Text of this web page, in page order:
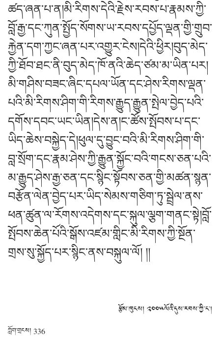
ཚད་ཞན་པ་ན།མི་རིགས་དེའི་རྗེས་རབས་པ་རྣམས་ཀྱི་
བློ་རྒྱ་དང་ཀུན་སྤྱོད་སོགས་ཡ་རབས་དཔྱོད་ལྡན་གྱི་གྲུབ་
རྐྱེན་དག་ཀྱང་ཞན་པར་འགྱུར་ངེས།དེའི་ཕྱིར།བུད་མེད་
ཀྱི་ཐོབ་ཐང་ནི་བུད་མེད་ཁོ་ནའི་ཆེད་ཙམ་མ་ཡིན་པར།
མི་གཤིས་བཟང་ཞིང་དཔལ་ཡོན་དང་ཤེས་རིགས་ལྡན་
པའི་མི་རིགས་ཤིག་གི་རིགས་རྒྱུད་རྒྱུན་སྤེལ་བྱེད་པའི་
དགོས་དབང་ཡང་ཡིན།དེས་ན།ང་ཚོས་སྤོབས་པ་དང་
ཡིད་ཆེས་བསྐྱེད་དེ།ཕུལ་དུ་བྱུང་བའི་མི་རིགས་ཤིག་གི་
བླ་སྲོག་དང་རྣམ་ཤེས་ཀྱི་རྒྱུན་སྐྱོང་བའི་གངས་ཅན་པའི་
མ་རྒྱུད་ཤེས་རྒྱ་ཅན་དང་སྙིང་སྟོབས་ཅན་གྱི་མཚན་སྙན་
བརྩོན་ལེན་བྱེད་པར་ཡིད་སེམས་གཅིག་ཏུ་སྦྲེལ་ནས་
ཕན་ཚུན་ལ་རོགས་འདེགས་དང་སྐུལ་ལྕག་གནང་སྟེ།བློ་
སྤོབས་ཆེན་པོའི་སྒོས་འཛམ་གླིང་མི་རིགས་ཀྱི་སྔོན་
གྲས་སུ་སྐྱོད་པར་སྙིང་ནས་བསྐུལ་ལོ། །།
རྩོམ་ཁུངས། ༢༠༠༥ལོའི་དུས་རབས་ཀྱི་ང་།
ཀློག་གྲངས། 336